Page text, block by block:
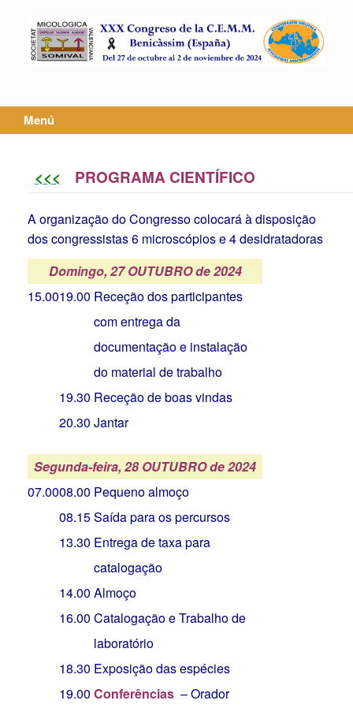
contenido
Menú
<<< PROGRAMA CIENTÍFICO
A organização do Congresso colocará à disposição
dos congressistas 6 microscópios e 4 desidratadoras
Domingo, 27 OUTUBRO de 2024
15.0019.00 Receção dos participantes
com entrega da
documentação e instalação
do material de trabalho
19.30 Receção de boas vindas
20.30 Jantar
Segunda-feira, 28 OUTUBRO de 2024
07.0008.00 Pequeno almoço
08.15Saída para os percursos
13.30 Entrega de taxa para
catalogação
14.00 Almoço
16.00 Catalogação e Trabalho de
laboratório
18.30 Exposição das espécies
19.00 Conferências – Orador